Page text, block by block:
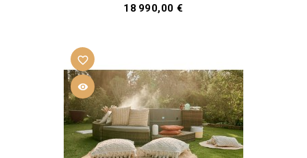
Prix
18 990,00 €

favorite_border